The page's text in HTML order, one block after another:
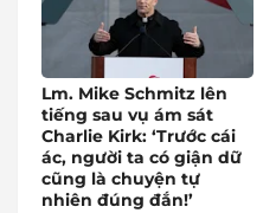
Lm. Mike Schmitz lên
tiếng sau vụ ám sát
Charlie Kirk: ‘Trước cái
ác, người ta có giận dữ
cũng là chuyện tự
nhiên đúng đắn!’